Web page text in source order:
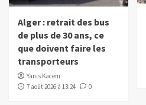
Alger : retrait des bus
de plus de 30 ans, ce
que doivent faire les
transporteurs
Yanis Kacem
7 août 2026 à 13:24
0